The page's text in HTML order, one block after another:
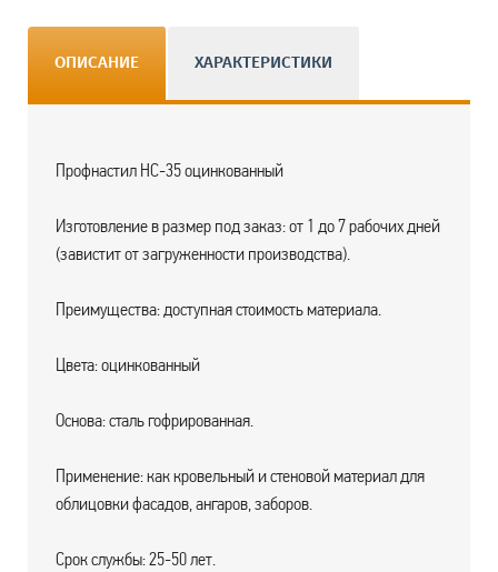
ОПИСАНИЕ ХАРАКТЕРИСТИКИ
Профнастил НС-35 оцинкованный
Изготовление в размер под заказ: от 1 до 7 рабочих дней
(завистит от загруженности производства).
Преимущества: доступная стоимость материала.
Цвета: оцинкованный
Основа: сталь гофрированная.
Применение: как кровельный и стеновой материал для
облицовки фасадов, ангаров, заборов.
Срок службы: 25-50 лет.